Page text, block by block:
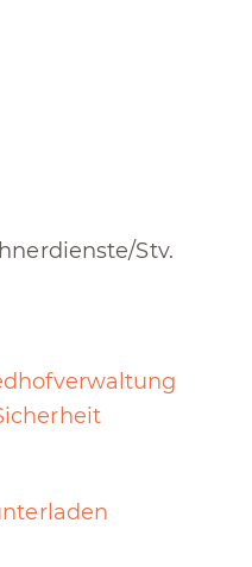
Stv.